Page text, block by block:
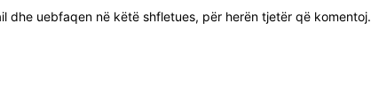
dhe uebfaqen në këtë shfletues, për herën tjetër që komentoj.